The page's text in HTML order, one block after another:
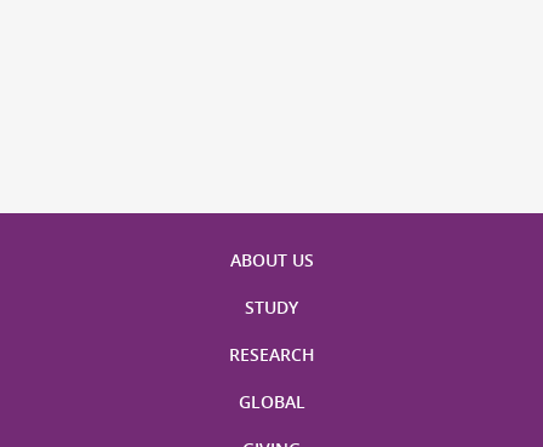
ABOUT US
STUDY
RESEARCH
GLOBAL